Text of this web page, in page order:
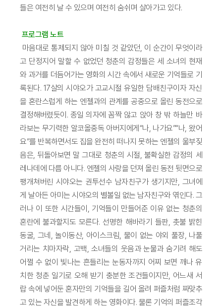
들은 여전히 날 수 있으며 여전히 숨쉬며 살아가고 있다.
프로그램 노트
마음대로 통제되지 않아 미칠 것 같았던, 이 순간이 무엇이라
고 단정지어 말할 수 없었던 청춘의 감정들은 세 소녀의 현재
와 과거를 더듬어가는 영화의 시간 속에서 새로운 기억들로 기
록된다. 17살의 시야오가 고교시절 유일한 담배친구이자 자신
을 혼란스럽게 하는 엔젤과의 관계를 공중으로 올린 동전으로
결정해버렸듯이. 종일 의자에 꼼짝 않고 앉아 창 밖 하늘만 바
라보는 무기력한 알코올중독 아버지에게“나, 나가요”“나, 왔어
요”를 반복하면서도 집을 완전히 떠나지 못하는 엔젤의 울부짖
음은, 뒤돌아보면 말 그대로 청춘의 시절, 불확실한 감정의 세
레나데에 다름 아니다. 엔젤의 사랑을 던져 올린 동전 뒷면으로
팽개쳐버린 시야오는 권투선수 남자친구가 생기지만, 그녀에
게 날아든 아미는 시야오의 별볼일 없는 남자친구와 엮인다. 그
러나 이 또한 시간들이, 기억들이 만들어준 이유 없는 청춘의
혼란에 불과할지도 모른다. 선명한 해바라기 들판, 촛불 밝힌
동굴, 그네, 놀이동산, 아이스크림, 물이 없는 야외 풀장, 나풀
거리는 치마자락, 고백, 소녀들의 웃음과 눈물과 숨기려 해도
어쩔 수 없이 빛나는 흔들리는 눈동자까지 어찌 보면 깨나 유
치한 청춘 일기로 오해 받기 충분한 조건들이지만, 어느새 서
랍 속에 넣어둔 혼자만의 기억들을 길어 올려 퍼즐처럼 짜맞추
고 있는 자신을 발견하게 하는 영화이다. 물론 기억의 퍼즐조각